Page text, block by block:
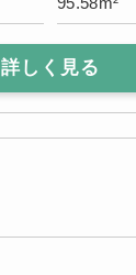
詳しく見る